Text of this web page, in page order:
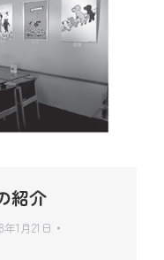
紹介
年1月21日